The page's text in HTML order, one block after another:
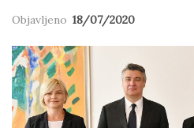
Objavljeno 18/07/2020